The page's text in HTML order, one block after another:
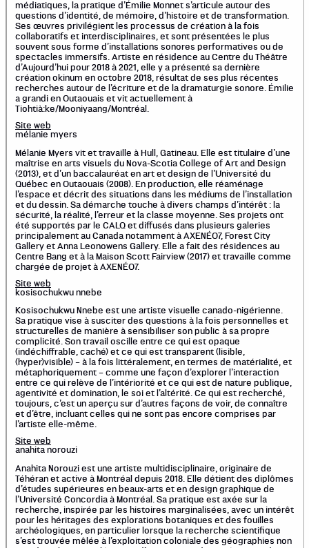
médiatiques, la pratique d’Émilie Monnet s’articule autour des
questions d’identité, de mémoire, d’histoire et de transformation.
Ses œuvres privilégient les processus de création à la fois
collaboratifs et interdisciplinaires, et sont présentées le plus
souvent sous forme d’installations sonores performatives ou de
spectacles immersifs. Artiste en résidence au Centre du Théâtre
d’Aujourd’hui pour 2018 à 2021, elle y a présenté sa dernière
création okinum en octobre 2018, résultat de ses plus récentes
recherches autour de l’écriture et de la dramaturgie sonore. Émilie
a grandi en Outaouais et vit actuellement à
Tiohtià:ke/Mooniyaang/Montréal.
Site web
mélanie myers
Mélanie Myers vit et travaille à Hull, Gatineau. Elle est titulaire d’une
maîtrise en arts visuels du Nova-Scotia College of Art and Design
(2013), et d’un baccalauréat en art et design de l’Université du
Québec en Outaouais (2008). En production, elle réaménage
l’espace et décrit des situations dans les médiums de l’installation
et du dessin. Sa démarche touche à divers champs d’intérêt : la
sécurité, la réalité, l’erreur et la classe moyenne. Ses projets ont
été supportés par le CALQ et diffusés dans plusieurs galeries
principalement au Canada notamment à AXENÉO7, Forest City
Gallery et Anna Leonowens Gallery. Elle a fait des résidences au
Centre Bang et à la Maison Scott Fairview (2017) et travaille comme
chargée de projet à AXENÉO7.
Site web
kosisochukwu nnebe
Kosisochukwu Nnebe est une artiste visuelle canado-nigérienne.
Sa pratique vise à susciter des questions à la fois personnelles et
structurelles de manière à sensibiliser son public à sa propre
complicité. Son travail oscille entre ce qui est opaque
(indéchiffrable, caché) et ce qui est transparent (lisible,
(hyper)visible) – à la fois littéralement, en termes de matérialité, et
métaphoriquement – comme une façon d’explorer l’interaction
entre ce qui relève de l’intériorité et ce qui est de nature publique,
agentivité et domination, le soi et l’altérité. Ce qui est recherché,
toujours, c’est un aperçu sur d’autres façons de voir, de connaître
et d’être, incluant celles qui ne sont pas encore comprises par
l’artiste elle-même.
Site web
anahita norouzi
Anahita Norouzi est une artiste multidisciplinaire, originaire de
Téhéran et active à Montréal depuis 2018. Elle détient des diplômes
d’études supérieures en beaux-arts et en design graphique de
l’Université Concordia à Montréal. Sa pratique est axée sur la
recherche, inspirée par les histoires marginalisées, avec un intérêt
pour les héritages des explorations botaniques et des fouilles
archéologiques, en particulier lorsque la recherche scientifique
s’est trouvée mêlée à l’exploitation coloniale des géographies non